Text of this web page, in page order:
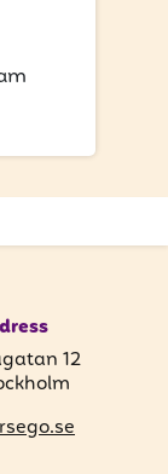
12